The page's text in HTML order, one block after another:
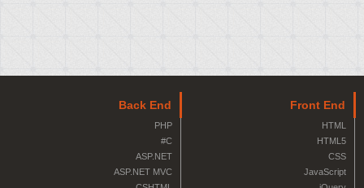
Front End
HTML
HTML5
CSS
JavaScript
Back End
PHP
C#
ASP.NET
ASP.NET MVC